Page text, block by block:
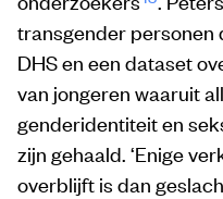
transgender personen
DHS en een dataset
van jongeren waaruit
genderidentiteit en
zijn gehaald. ‘Enige
overblijft is dan